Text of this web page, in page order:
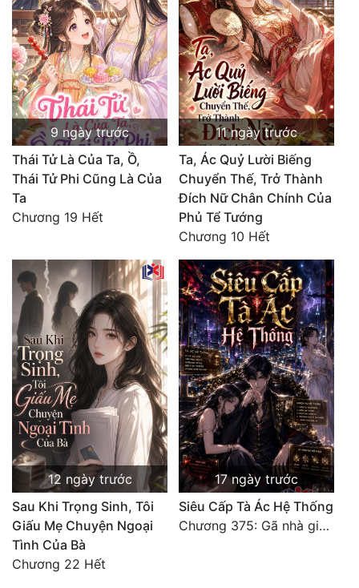
9 ngày trước
Thái Tử Là Của Ta, Ồ,
Thái Tử Phi Cũng Là Của
Ta
Chương 19 Hết
11 ngày trước
Ta, Ác Quỷ Lười Biếng
Chuyển Thế, Trở Thành
Đích Nữ Chân Chính Của
Phủ Tể Tướng
Chương 10 Hết
12 ngày trước
Sau Khi Trọng Sinh, Tôi
Giấu Mẹ Chuyện Ngoại
Tình Của Bà
Chương 22 Hết
17 ngày trước
Siêu Cấp Tà Ác Hệ Thống
Chương 375: Gã nhà giàu láo xược